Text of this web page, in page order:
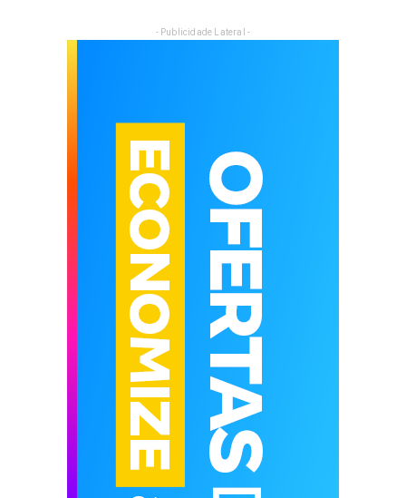
- Publicidade Lateral -